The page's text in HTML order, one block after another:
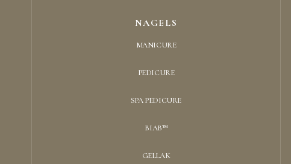
NAGELS
MANICURE
PEDICURE
SPA PEDICURE
BIAB™
GELLAK